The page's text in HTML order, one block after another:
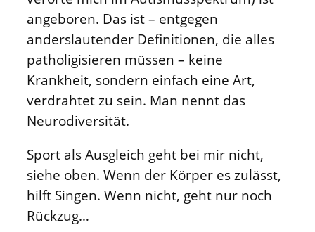
angeboren. Das ist – entgegen
anderslautender Definitionen, die alles
patholigisieren müssen – keine
Krankheit, sondern einfach eine Art,
verdrahtet zu sein. Man nennt das
Neurodiversität.
Sport als Ausgleich geht bei mir nicht,
siehe oben. Wenn der Körper es zulässt,
hilft Singen. Wenn nicht, geht nur noch
Rückzug…